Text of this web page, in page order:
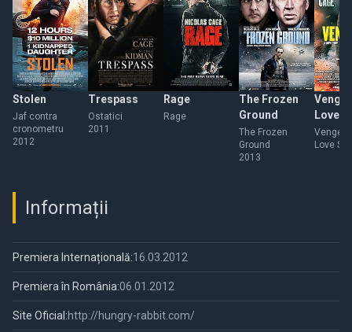
Stolen
Jaf contra
cronometru
2012
Trespass
Ostatici
2011
Rage
Rage
The Frozen
Ground
The Frozen
Ground
2013
Love
Love
Informații
Premiera Internațională:16.03.2012
Premiera în România:06.01.2012
Site Oficial:http://hungry-rabbit.com/